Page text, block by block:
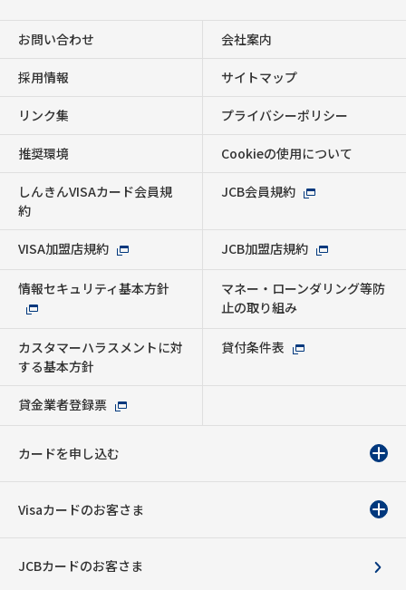
お問い合わせ 会社案内
採用情報 サイトマップ
リンク集 プライバシーポリシー
推奨環境 Cookieの使用について
しんきんVISAカード会員規
約
JCB会員規約
VISA加盟店規約 JCB加盟店規約
情報セキュリティ基本方針
マネー・ローンダリング等防
止の取り組み
カスタマーハラスメントに対
する基本方針
貸付条件表
貸金業者登録票
カードを申し込む
Visaカードのお客さま
JCBカードのお客さま